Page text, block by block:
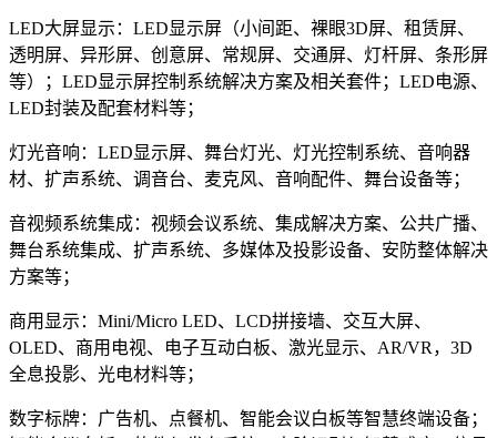
LED大屏显示：LED显示屏（小间距、裸眼3D屏、租赁屏、
透明屏、异形屏、创意屏、常规屏、交通屏、灯杆屏、条形屏
等）；LED显示屏控制系统解决方案及相关套件；LED电源、
LED封装及配套材料等；
灯光音响：LED显示屏、舞台灯光、灯光控制系统、音响器
材、扩声系统、调音台、麦克风、音响配件、舞台设备等；
音视频系统集成：视频会议系统、集成解决方案、公共广播、
舞台系统集成、扩声系统、多媒体及投影设备、安防整体解决
方案等；
商用显示：Mini/Micro LED、LCD拼接墙、交互大屏、
OLED、商用电视、电子互动白板、激光显示、AR/VR，3D
全息投影、光电材料等；
数字标牌：广告机、点餐机、智能会议白板等智慧终端设备；